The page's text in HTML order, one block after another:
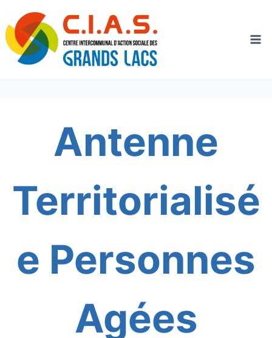
Aller
au
contenu
Antenne
Territorialisé
e Personnes
Agées